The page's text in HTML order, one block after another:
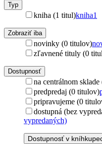
Typ
kniha (1 titul)kniha1
Zobraziť iba
novinky (0 titulov)
zľavnené tituly (0
Dostupnosť
na centrálnom
predpredaj (0 titulov)
pripravujeme (0
dostupná (bez
vypredaných)
Dostupnosť v